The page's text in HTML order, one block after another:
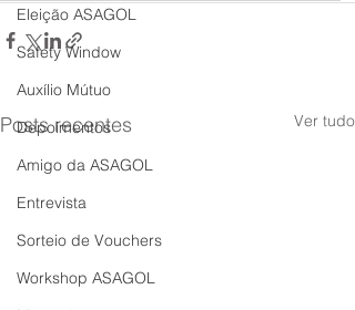
Eleição ASAGOL
Safety Window
Auxílio Mútuo
Depoimentos
Amigo da ASAGOL
Entrevista
Sorteio de Vouchers
Workshop ASAGOL
Posts recentes Ver tudo